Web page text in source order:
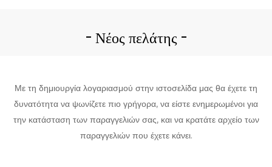
Νέος πελάτης
Με τη δημιουργία λογαριασμού στην ιστοσελίδα μας θα έχετε τη
δυνατότητα να ψωνίζετε πιο γρήγορα, να είστε ενημερωμένοι για
την κατάσταση των παραγγελιών σας, και να κρατάτε αρχείο των
παραγγελιών που έχετε κάνει.